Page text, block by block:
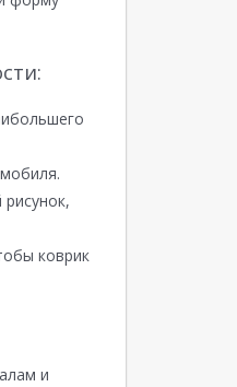
коврик
и